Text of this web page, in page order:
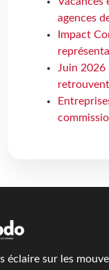
agences
Impact
Juin 2026
éclaire sur les